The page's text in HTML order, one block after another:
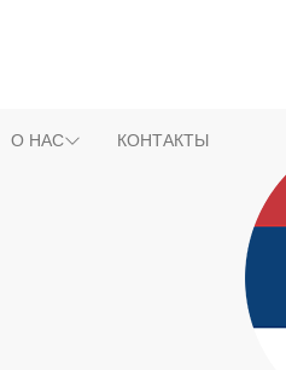
О НАС КОНТАКТЫ